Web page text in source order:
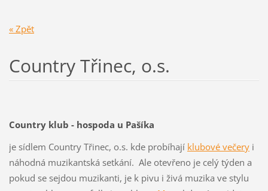
« Zpět
Country Třinec, o.s.
Country klub - hospoda u Pašíka
je sídlem Country Třinec, o.s. kde probíhají klubové večeryi
náhodná muzikantská setkání. Ale otevřeno je celý týden a
pokud se sejdou muzikanti, je k pivu i živá muzika ve stylu